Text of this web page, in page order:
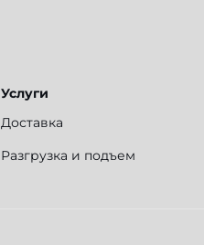
Услуги
Доставка
Разгрузка и подъем